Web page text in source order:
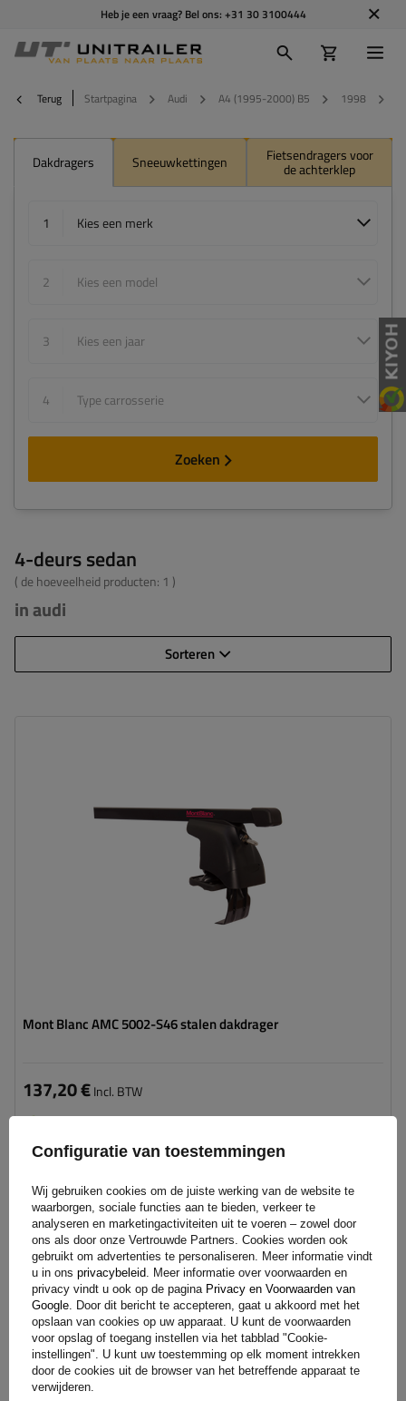
Heb je een vraag? Bel ons: +31 30 3100444
Terug Startpagina Audi A4 (1995-2000) B5 1998
Dakdragers Sneeuwkettingen Fietsendragers voor
de achterklep
1 Kies een merk
2 Kies een model
3 Kies een jaar
4 Type carrosserie
Zoeken
4-deurs sedan
( de hoeveelheid producten: 1 )
in audi
Sorteren
Mont Blanc AMC 5002-S46 stalen dakdrager
137,20 €Incl. BTW
Product beschikbaar in grote hoeveelheden
We verzenden al
winkelwagen
toevoegen
Configuratie van toestemmingen
Wij gebruiken cookies om de juiste werking van de website te
waarborgen, sociale functies aan te bieden, verkeer te
analyseren en marketingactiviteiten uit te voeren – zowel door
ons als door onze Vertrouwde Partners. Cookies worden ook
gebruikt om advertenties te personaliseren. Meer informatie vindt
u in ons privacybeleid. Meer informatie over voorwaarden en
privacy vindt u ook op de pagina Privacy en Voorwaarden van
Google. Door dit bericht te accepteren, gaat u akkoord met het
opslaan van cookies op uw apparaat. U kunt de voorwaarden
voor opslag of toegang instellen via het tabblad "Cookie-
instellingen". U kunt uw toestemming op elk moment intrekken
door de cookies uit de browser van het betreffende apparaat te
verwijderen.